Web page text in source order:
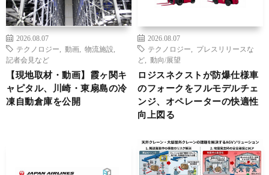
2026.08.07
テクノロジー
動画 物流施設
記者会見など
【現地取材・動画】霞ヶ関キ
ャピタル、川崎・東扇島の冷
凍自動倉庫を公開
2026.08.07
テクノロジー
プレスリリースな
ど
動向/展望
ロジスネクストが防爆仕様車
のフォークをフルモデルチェ
ンジ、オペレーターの快適性
向上図る